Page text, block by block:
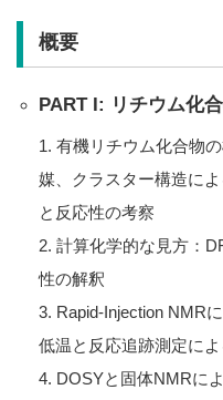
概要
PART I: リチウム化
1. 有機リチウム化合物
媒、クラスター構造に
と反応性の考察
2. 計算化学的な見方：
性の解釈
3. Rapid-Injection NMR
低温と反応追跡測定に
4. DOSYと固体NMRに